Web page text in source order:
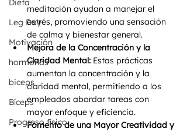
Dieta
Leg Day
Motivación
hormonas
biceps
Bíceps
Progreso físico
meditación ayudan a manejar el
estrés, promoviendo una sensación
de calma y bienestar general.
Mejora de la Concentración y la
Claridad Mental: Estas prácticas
aumentan la concentración y la
claridad mental, permitiendo a los
empleados abordar tareas con
mayor enfoque y eficiencia.
Fomento de una Mayor Creatividad y